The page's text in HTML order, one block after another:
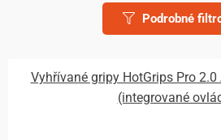
Podrobné
Vyhřívané gripy HotGrips Pro 2.0
(integrované